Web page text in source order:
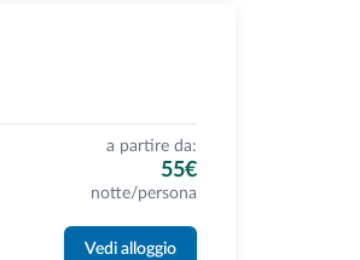
a partire da:
55€
notte/persona
Vedi alloggio